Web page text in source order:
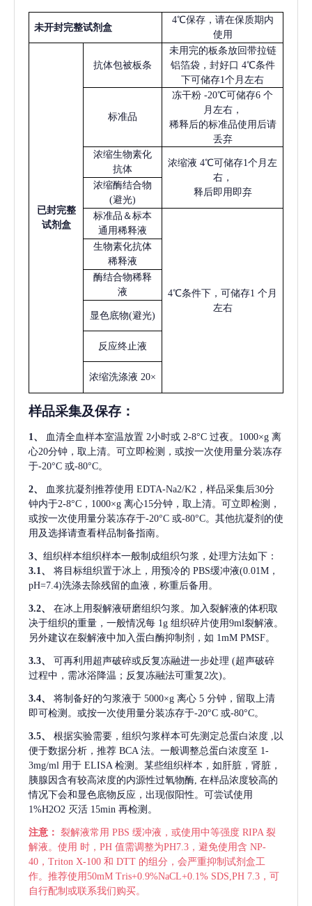
未开封完整试剂盒
4℃保存，请在保质期内
使用
已封完整
试剂盒
抗体包被板条
未用完的板条放回带拉链
铝箔袋，封好口 4℃条件
下可储存1个月左右
标准品
冻干粉 -20℃可储存6 个
月左右，
稀释后的标准品使用后请
丢弃
浓缩生物素化
抗体
浓缩液 4℃可储存1个月左
右，
释后即用即弃
浓缩酶结合物
(避光)
标准品＆标本
通用稀释液
4℃条件下，可储存1 个月
左右
生物素化抗体
稀释液
酶结合物稀释
液
显色底物(避光)
反应终止液
浓缩洗涤液 20×
样品采集及保存 ：
1、 血清全血样本室温放置 2小时或 2-8°C 过夜。1000×g 离
心20分钟，取上清。可立即检测，或按一次使用量分装冻存
于-20°C 或-80°C。
2、 血浆抗凝剂推荐使用 EDTA-Na2/K2，样品采集后30分
钟内于2-8°C，1000×g 离心15分钟，取上清。可立即检测，
或按一次使用量分装冻存于-20°C 或-80°C。其他抗凝剂的使
用及选择请查看样品制备指南。
3、 组织样本组织样本一般制成组织匀浆，处理方法如下：
3.1、
将目标组织置于冰上，用预冷的 PBS缓冲液(0.01M，
pH=7.4)洗涤去除残留的血液，称重后备用。
3.2、
在冰上用裂解液研磨组织匀浆。加入裂解液的体积取
决于组织的重量，一般情况每 1g 组织碎片使用9ml裂解液。
另外建议在裂解液中加入蛋白酶抑制剂，如 1mM PMSF。
3.3、 可再利用超声破碎或反复冻融进一步处理 (超声破碎
过程中，需冰浴降温；反复冻融法可重复2次)。
3.4、 将制备好的匀浆液于 5000×g 离心 5 分钟，留取上清
即可检测。或按一次使用量分装冻存于-20°C 或-80°C。
3.5、 根据实验需要，组织匀浆样本可先测定总蛋白浓度
,以
便于数据分析，推荐 BCA 法。一般调整总蛋白浓度至 1-
3mg/ml 用于 ELISA 检测。某些组织样本，如肝脏，肾脏，
胰腺因含有较高浓度的内源性过氧物酶, 在样品浓度较高的
情况下会和显色底物反应，出现假阳性。可尝试使用
1%H2O2 灭活 15min 再检测。
注意： 裂解液常用 PBS 缓冲液，或使用中等强度 RIPA 裂
解液。使用 时，PH 值需调整为PH7.3，避免使用含 NP-
40，Triton X-100 和 DTT 的组分，会严重抑制试剂盒工
作。推荐使用50mM Tris+0.9%NaCL+0.1% SDS,PH 7.3，可
自行配制或联系我们购买。